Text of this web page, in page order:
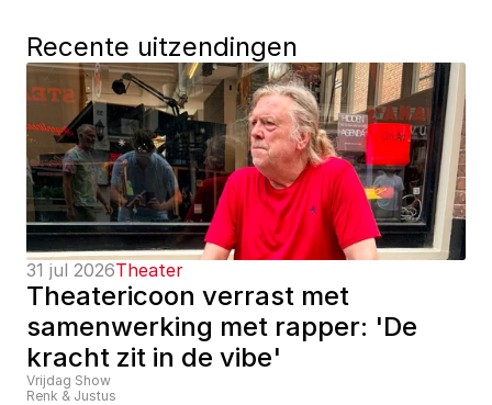
Recente uitzendingen
31 jul 2026Theater
Theatericoon verrast met
samenwerking met rapper: 'De
kracht zit in de vibe'
Vrijdag Show
Renk & Justus